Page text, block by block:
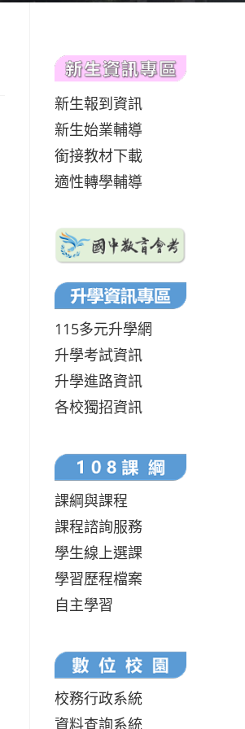
新生報到資訊
新生始業輔導
銜接教材下載
適性轉學輔導
115多元升學網
升學考試資訊
升學進路資訊
各校獨招資訊
課綱與課程
課程諮詢服務
學生線上選課
學習歷程檔案
自主學習
校務行政系統
資料查詢系統